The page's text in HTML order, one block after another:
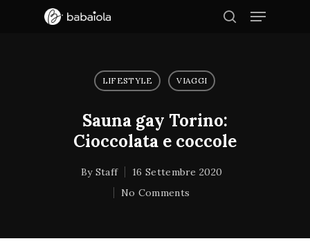
Hit enter to search or ESC to close
LIFESTYLE VIAGGI
Sauna gay Torino:
Cioccolata e coccole
By Staff
16 Settembre 2020
No Comments